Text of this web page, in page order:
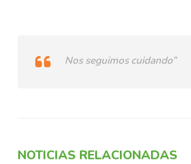
Nos seguimos cuidando”
NOTICIAS RELACIONADAS